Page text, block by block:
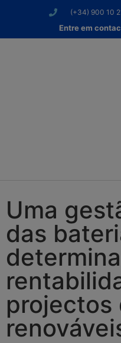
(+34) 900 10
Entre em
Uma
das
projectos